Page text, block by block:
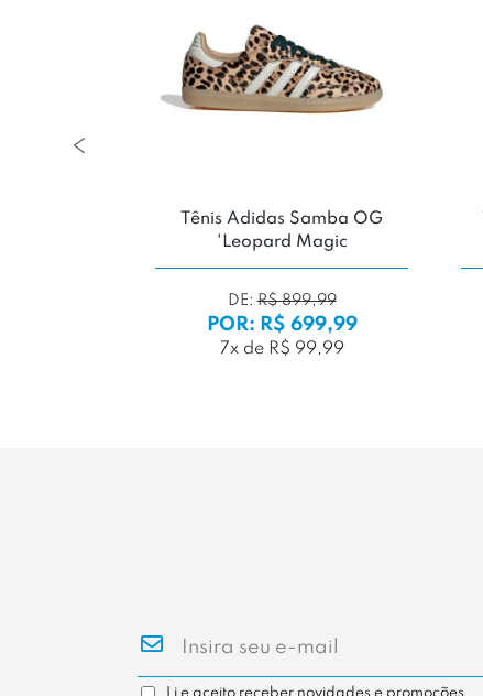
Tênis Adidas Samba OG
'Leopard Magic
DE:R$ 899,99
POR: R$ 699,99
7x de R$ 99,99
Li e aceito receber novidades e promoções